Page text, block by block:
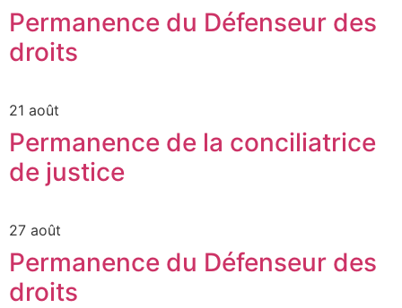
Permanence du Défenseur des
droits
21 août
Permanence de la conciliatrice
de justice
27 août
Permanence du Défenseur des
droits